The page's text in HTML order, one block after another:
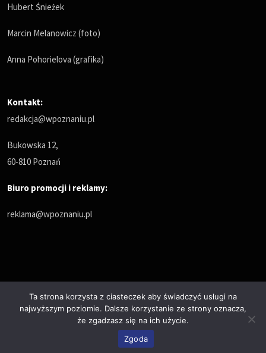
Hubert Śnieżek
Marcin Melanowicz (foto)
Anna Pohorielova (grafika)
Kontakt:
redakcja@wpoznaniu.pl
Bukowska 12,
60-810 Poznań
Biuro promocji i reklamy:
reklama@wpoznaniu.pl
Polityka prywatności
© Copyrights 2025. All Rights Reserved by wPoznaniu.pl
Ta strona korzysta z ciasteczek aby świadczyć usługi na
najwyższym poziomie. Dalsze korzystanie ze strony oznacza,
że zgadzasz się na ich użycie.
Zgoda